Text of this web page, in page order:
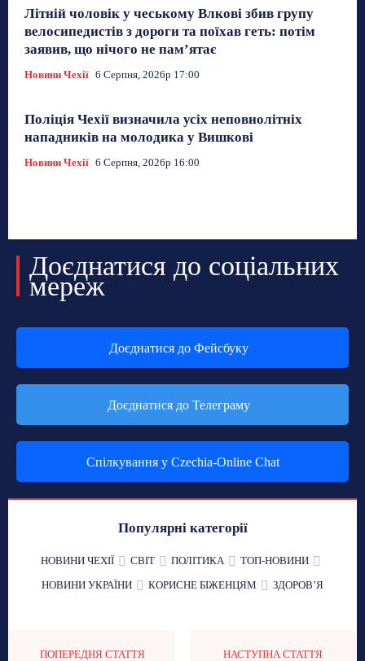
Літній чоловік у чеському Влкові збив групу
велосипедистів з дороги та поїхав геть: потім
заявив, що нічого не пам’ятає
Новини Чехії 6 Серпня, 2026р 17:00
Поліція Чехії визначила усіх неповнолітніх
нападників на молодика у Вишкові
Новини Чехії 6 Серпня, 2026р 16:00
Доєднатися до соціальних
мереж
Доєднатися до Фейсбуку
Доєднатися до Телеграму
Спілкування у Czechia-Online Chat
Популярні категорії
НОВИНИ ЧЕХІЇ СВІТ ПОЛІТИКА
ТОП-НОВИНИ
НОВИНИ УКРАЇНИ
КОРИСНЕ БІЖЕНЦЯМ ЗДОРОВʼЯ
ПОПЕРЕДНЯ СТАТТЯ НАСТУПНА СТАТТЯ